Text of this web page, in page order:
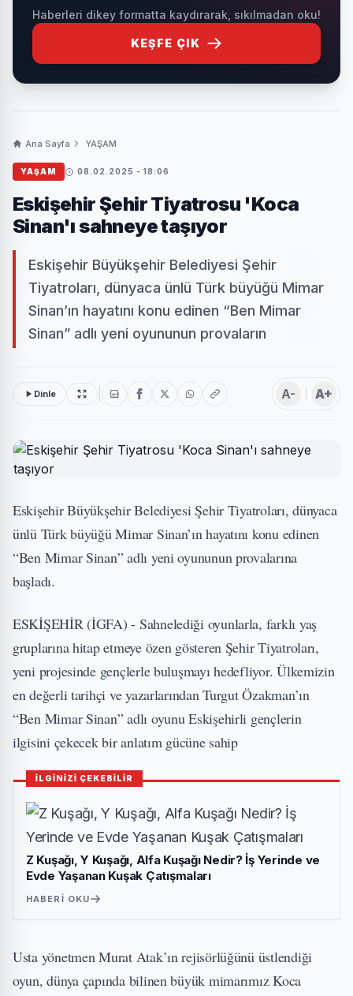
Haberleri dikey formatta kaydırarak, sıkılmadan oku!
KEŞFE ÇIK
Ana Sayfa YAŞAM
YAŞAM 08.02.2025 - 18:06
Eskişehir Şehir Tiyatrosu 'Koca
Sinan'ı sahneye taşıyor
Eskişehir Büyükşehir Belediyesi Şehir
Tiyatroları, dünyaca ünlü Türk büyüğü Mimar
Sinan’ın hayatını konu edinen “Ben Mimar
Sinan” adlı yeni oyununun provaların
Dinle A- A+
Eskişehir Büyükşehir Belediyesi Şehir Tiyatroları, dünyaca
ünlü Türk büyüğü Mimar Sinan’ın hayatını konu edinen
“Ben Mimar Sinan” adlı yeni oyununun provalarına
başladı.
ESKİŞEHİR (İGFA) - Sahnelediği oyunlarla, farklı yaş
gruplarına hitap etmeye özen gösteren Şehir Tiyatroları,
yeni projesinde gençlerle buluşmayı hedefliyor. Ülkemizin
en değerli tarihçi ve yazarlarından Turgut Özakman’ın
“Ben Mimar Sinan” adlı oyunu Eskişehirli gençlerin
ilgisini çekecek bir anlatım gücüne sahip
İLGİNİZİ ÇEKEBİLİR
Z Kuşağı, Y Kuşağı, Alfa Kuşağı Nedir? İş Yerinde ve
Evde Yaşanan Kuşak Çatışmaları
HABERI OKU
Usta yönetmen Murat Atak’ın rejisörlüğünü üstlendiği
oyun, dünya çapında bilinen büyük mimarımız Koca